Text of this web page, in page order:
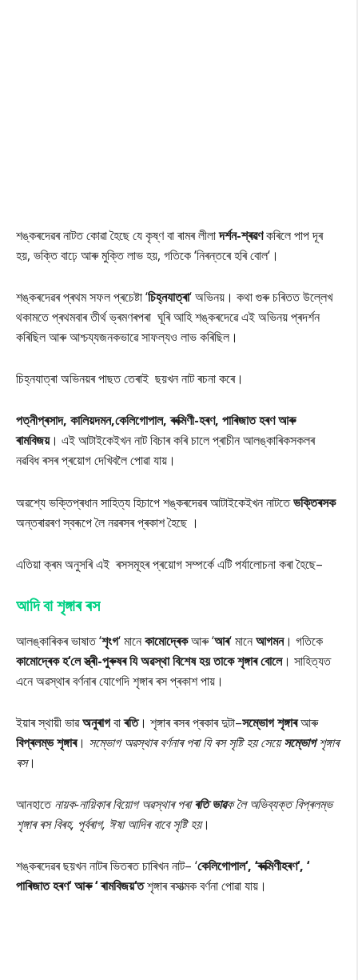
শঙ্কৰদেৱৰ নাটত কোৱা হৈছে যে কৃষ্ণ বা ৰামৰ লীলাদৰ্শন-শ্ৰৱণকৰিলে পাপ দূৰ
হয়, ভক্তি বাঢ়ে আৰু মুক্তি লাভ হয়, গতিকে ‘নিৰন্তৰে হৰি বোল‘।
শঙ্কৰদেৱৰ প্ৰথম সফল প্ৰচেষ্টা ‘চিহ্নযাত্ৰা‘ অভিনয়। কথা গুৰু চৰিতত উল্লেখ
থকামতে প্ৰথমবাৰ তীৰ্থ ভ্ৰমণৰপৰা ঘূৰি আহি শঙ্কৰদেৱে এই অভিনয় প্ৰদৰ্শন
কৰিছিল আৰু আশ্চয্যজনকভাৱে সাফল্যও লাভ কৰিছিল।
চিহ্নযাত্ৰা অভিনয়ৰ পাছত তেৰাই ছয়খন নাট ৰচনা কৰে।
পত্নীপ্ৰসাদ, কালিয়দমন,কেলিগোপাল, ৰুক্মিণী-হৰণ, পাৰিজাত হৰণ আৰু
ৰামবিজয়। এই আটাইকেইখন নাট বিচাৰ কৰি চালে প্ৰাচীন আলঙ্কাৰিকসকলৰ
নৱবিধ ৰসৰ প্ৰয়োগ দেখিবলৈ পোৱা যায়।
অৱশ্যে ভক্তিপ্ৰধান সাহিত্য হিচাপে শঙ্কৰদেৱৰ আটাইকেইখন নাটতেভক্তিৰসক
অন্তৰাৱৰণ স্বৰূপে লৈ নৱৰসৰ প্ৰকাশ হৈছে ।
এতিয়া ক্ৰম অনুসৰি এই ৰসসমূহৰ প্ৰয়োগ সম্পৰ্কে এটি পৰ্যালোচনা কৰা হৈছে–
আদি বা শৃঙ্গাৰ ৰস
আলঙ্কাৰিকৰ ভাষাত ‘শৃংগ‘ মানেকামোদ্ৰেকআৰু ‘আৰ‘ মানেআগমন। গতিকে
কামোদ্ৰেক হ‘লে স্ত্ৰী-পুৰুষৰ যি অৱস্থা বিশেষ হয় তাকে শৃঙ্গাৰ বোলে। সাহিত্যত
এনে অৱস্থাৰ বৰ্ণনাৰ যোগেদি শৃঙ্গাৰ ৰস প্ৰকাশ পায়।
ইয়াৰ স্থায়ী ভাৱঅনুৰাগবাৰতি। শৃঙ্গাৰ ৰসৰ প্ৰকাৰ দুটা–সম্ভোগ শৃঙ্গাৰআৰু
বিপ্ৰলম্ভ শৃঙ্গাৰ। সম্ভোগ অৱস্থাৰ বৰ্ণনাৰ পৰা যি ৰস সৃষ্টি হয় সেয়েসম্ভোগশৃঙ্গাৰ
ৰস।
আনহাতেনায়ক-নায়িকাৰ বিয়োগ অৱস্থাৰ পৰাৰতি ভাৱক লৈ অভিব্যক্ত বিপ্ৰলম্ভ
শৃঙ্গাৰ ৰস বিৰহ, পূৰ্বৰাগ, ঈষা আদিৰ বাবে সৃষ্টি হয়।
শঙ্কৰদেৱৰ ছয়খন নাটৰ ভিতৰত চাৰিখন নাট– ‘কেলিগোপাল‘, ‘ৰুক্মিণীহৰণ‘, ‘
পাৰিজাত হৰণ‘ আৰু ‘ ৰামবিজয়‘তশৃঙ্গাৰ ৰসাত্মক বৰ্ণনা পোৱা যায়।